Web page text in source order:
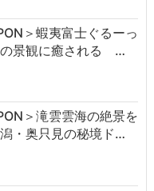
＞蝦夷富士ぐるーっ
の景観に癒される …
＞滝雲雲海の絶景を
・奥只見の秘境ド…